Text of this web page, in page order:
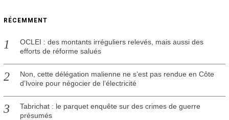
RÉCEMMENT
OCLEI : des montants irréguliers relevés, mais aussi des
efforts de réforme salués
Non, cette délégation malienne ne s’est pas rendue en Côte
d’Ivoire pour négocier de l’électricité
Tabrichat : le parquet enquête sur des crimes de guerre
présumés